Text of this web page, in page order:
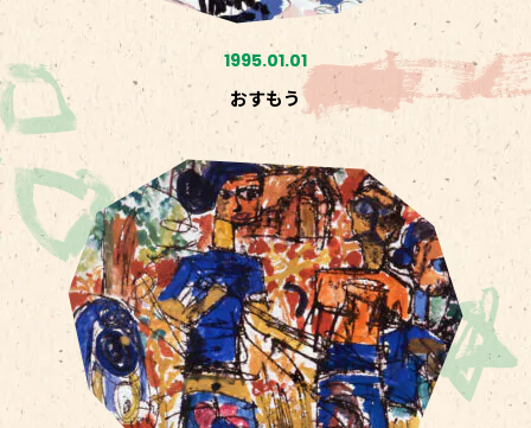
1995.01.01
おすもう